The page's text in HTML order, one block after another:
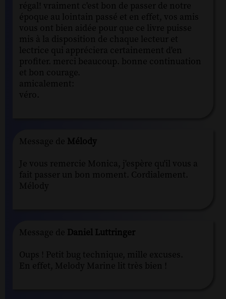
régal! vraiment c'est bon de passer de notre
époque au lointain passé et en effet, vos amis
vous ont bien aidée pour que ce livre puisse
mis à la disposition de chaque lecteur et
lectrice qui appréciera certainement d'en
profiter. merci beaucoup. bonne continuation
et bon courage.
amicalement:
véro.
Message de Mélody
Je vous remercie Monica, j'espère qu'il vous a
fait passer un bon moment. Cordialement.
Mélody
Message de Daniel Luttringer
Oups ! Petit bug technique, mille excuses.
En effet, Melody Marine lit très bien !